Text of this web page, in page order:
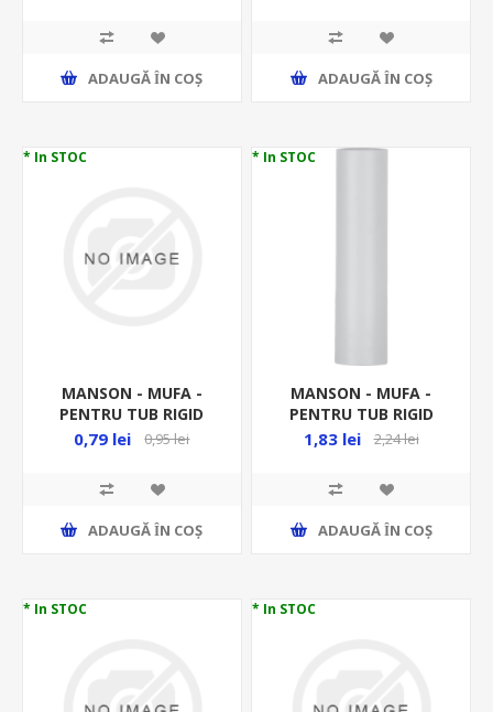
ADAUGĂ ȊN COŞ ADAUGĂ ȊN COŞ
* In STOC
MANSON - MUFA -
PENTRU TUB RIGID
FI20MM PVC MD20 -
0,79 lei 0,95 lei
ADAUGĂ ȊN COŞ
* In STOC
MANSON - MUFA -
PENTRU TUB RIGID
FI25MM DX40025 -
1,83 lei 2,24 lei
ADAUGĂ ȊN COŞ
* In STOC * In STOC